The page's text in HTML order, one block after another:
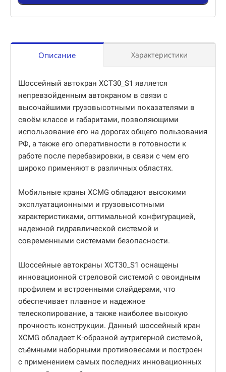
Описание Характеристики
Шоссейный автокран XCT30_S1 является
непревзойденным автокраном в связи с
высочайшими грузовысотными показателями в
своём классе и габаритами, позволяющими
использование его на дорогах общего пользования
РФ, а также его оперативности в готовности к
работе после перебазировки, в связи с чем его
широко применяют в различных областях.
Мобильные краны XCMG обладают высокими
эксплуатационными и грузовысотными
характеристиками, оптимальной конфигурацией,
надежной гидравлической системой и
современными системами безопасности.
Шоссейные автокраны XCT30_S1 оснащены
инновационной стреловой системой с овоидным
профилем и встроенными слайдерами, что
обеспечивает плавное и надежное
телескопирование, а также наиболее высокую
прочность конструкции. Данный шоссейный кран
XCMG обладает К-образной аутригерной системой,
съёмными наборными противовесами и построен
с применением самых последних инновационных